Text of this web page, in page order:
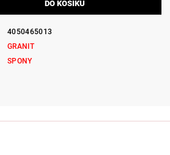
4050465013
GRANIT
SPONY